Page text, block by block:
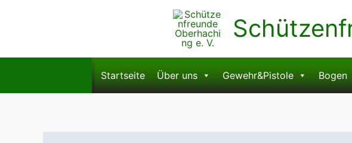
Startseite Über uns Gewehr&Pistole Bogen